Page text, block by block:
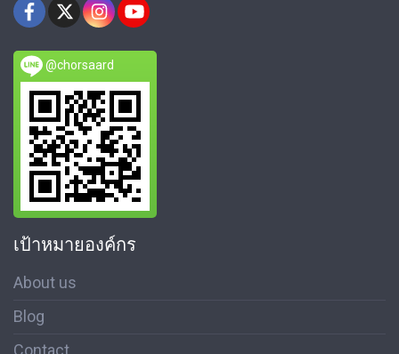
@chorsaard
เป้าหมายองค์กร
About us
Blog
Contact